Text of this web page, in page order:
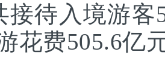
接待入境游客
花费505.6亿